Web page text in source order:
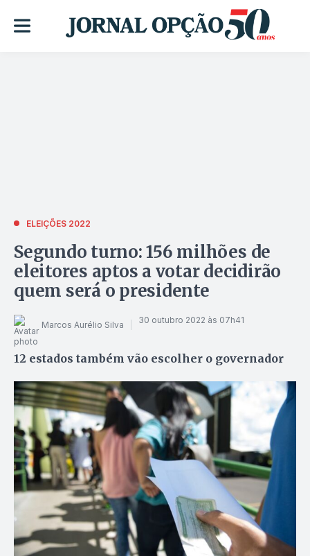
ELEIÇÕES 2022
Segundo turno: 156 milhões de
eleitores aptos a votar decidirão
quem será o presidente
Marcos Aurélio Silva 30 outubro 2022 às 07h41
12 estados também vão escolher o governador